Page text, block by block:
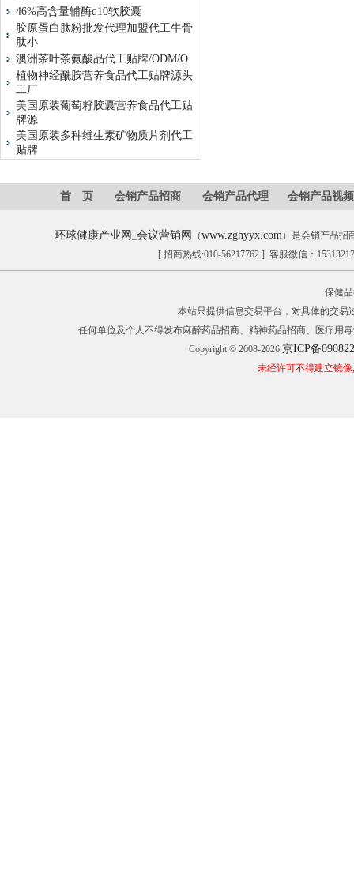
46%高含量辅酶q10软胶囊
胶原蛋白肽粉批发代理加盟代工牛骨
肽小
澳洲茶叶茶氨酸品代工贴牌/ODM/O
植物神经酰胺营养食品代工贴牌源头
工厂
美国原装葡萄籽胶囊营养食品代工贴
牌源
美国原装多种维生素矿物质片剂代工
贴牌
首 页 会销产品招商 会销产品代理 会销产品视频
环球健康产业网 会议营销网 （www.zghyyx.com）是会销产品招
[ 招商热线:010-56217762 ] 客服微信：
保健
本站只提供信息交易平台，对具体的交
任何单位及个人不得发布麻醉药品招商、精神药品招商、医疗用
Copyright © 2008-2026 京ICP备
未经许可不得建立镜